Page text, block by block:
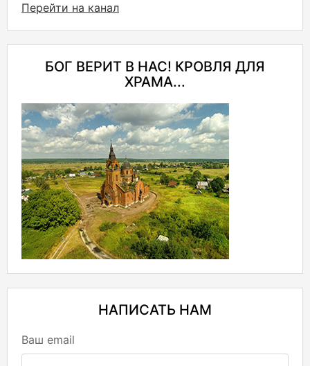
Перейти на канал
БОГ ВЕРИТ В НАС! КРОВЛЯ ДЛЯ
ХРАМА...
НАПИСАТЬ НАМ
Ваш email